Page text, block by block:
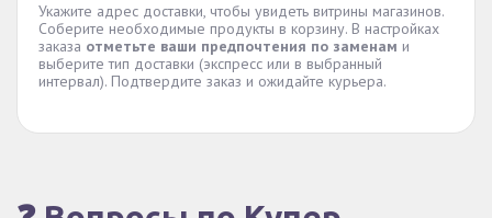
Укажите адрес доставки, чтобы увидеть витрины магазинов.
Соберите необходимые продукты в корзину. В настройках
заказа отметьте ваши предпочтения по заменам и
выберите тип доставки (экспресс или в выбранный
интервал). Подтвердите заказ и ожидайте курьера.